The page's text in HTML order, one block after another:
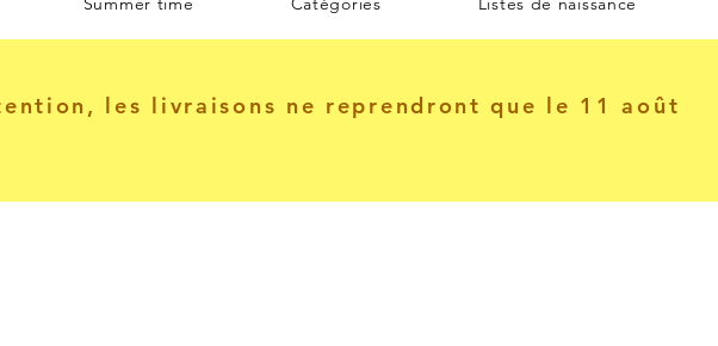
les livraisons ne reprendront que le 11 août